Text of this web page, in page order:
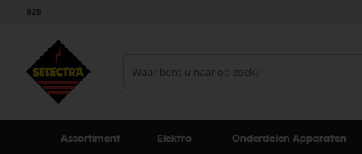
B2B
Assortiment Elektro Onderdelen Apparaten